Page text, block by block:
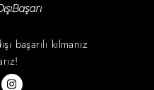
başarılı kılmanız